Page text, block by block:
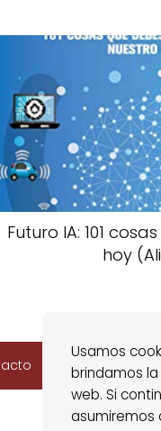
Futuro IA: 101
hoy
Usamos
brindamos
web. Si
asumiremos